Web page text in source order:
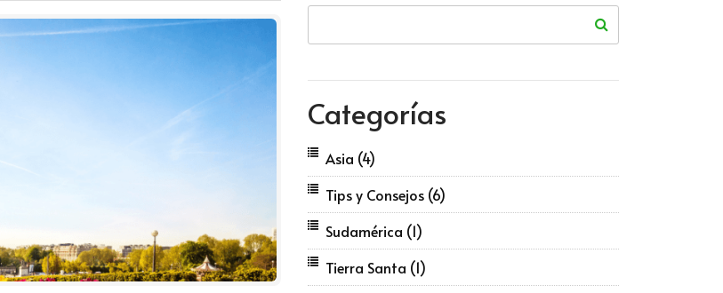
Categorías
Asia (4)
Tips y Consejos (6)
Sudamérica (1)
Tierra Santa (1)